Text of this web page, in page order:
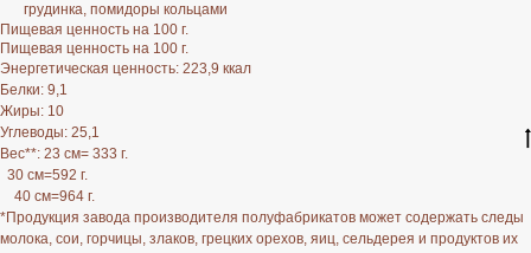
грудинка, помидоры кольцами
Пищевая ценность на 100 г.
Пищевая ценность на 100 г.
Энергетическая ценность: 223,9 ккал
Белки: 9,1
Жиры: 10
Углеводы: 25,1
Вес**: 23 см= 333 г.
30 см=592 г.
40 см=964 г.
*Продукция завода производителя полуфабрикатов может содержать следы
молока, сои, горчицы, злаков, грецких орехов, яиц, сельдерея и продуктов их